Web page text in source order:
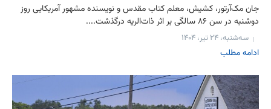
جان مک‌آرتور، کشیش، معلم کتاب مقدس و نویسنده مشهور آمریکایی روز
دوشنبه در سن ۸۶ سالگی بر اثر ذات‌الریه درگذشت....
سه‌شنبه، ۲۴ تیر، ۱۴۰۴
ادامه مطلب